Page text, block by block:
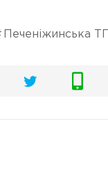
Печеніжинська ТГ